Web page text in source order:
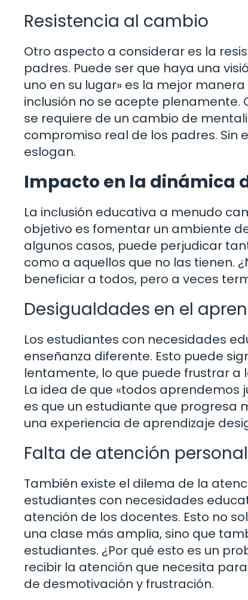
Resistencia al cambio
Otro aspecto a considerar es la
padres. Puede ser que haya una
uno en su lugar» es la mejor
inclusión no se acepte plenamente.
se requiere de un cambio de
compromiso real de los padres. Sin
eslogan.
Impacto en la dinámica
La inclusión educativa a menudo
objetivo es fomentar un ambiente
algunos casos, puede perjudicar
como a aquellos que no las tienen.
beneficiar a todos, pero a veces
Desigualdades en el
Los estudiantes con necesidades
enseñanza diferente. Esto puede
lentamente, lo que puede frustrar a
La idea de que «todos aprendemos
es que un estudiante que progresa
una experiencia de aprendizaje
Falta de atención
También existe el dilema de la
estudiantes con necesidades
atención de los docentes. Esto no
una clase más amplia, sino que
estudiantes. ¿Por qué esto es un
recibir la atención que necesita
de desmotivación y frustración.